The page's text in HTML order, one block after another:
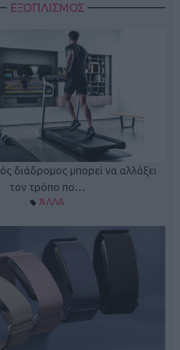
ΕΞΟΠΛΙΣΜΟΣ
διάδρομος μπορεί να αλλάξει
τον τρόπο πο…
ΆΛΛΑ